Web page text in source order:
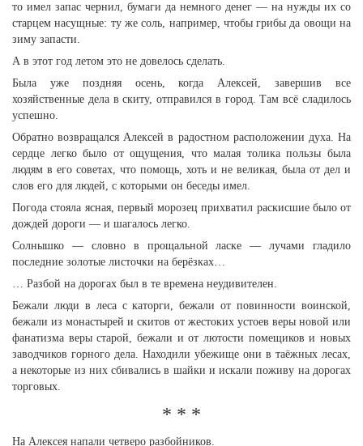
то имел запас чернил, бумаги да немного денег — на нужды их со
старцем насущные: ту же соль, например, чтобы грибы да овощи на
зиму запасти.
А в этот год летом это не довелось сделать.
Была уже поздняя осень, когда Алексей, завершив все
хозяйственные дела в скиту, отправился в город. Там всё сладилось
успешно.
Обратно возвращался Алексей в радостном расположении духа. На
сердце легко было от ощущения, что малая толика пользы была
людям в его советах, что помощь, хоть и не великая, была от дел и
слов его для людей, с которыми он беседы имел.
Погода стояла ясная, первый морозец прихватил раскисшие было от
дождей дороги — и шагалось легко.
Солнышко — словно в прощальной ласке — лучами гладило
последние золотые листочки на берёзках…
… Разбой на дорогах был в те времена неудивителен.
Бежали люди в леса с каторги, бежали от повинности воинской,
бежали из монастырей и скитов от жестоких устоев веры новой или
фанатизма веры старой, бежали и от лютости помещиков и новых
заводчиков горного дела. Находили убежище они в таёжных лесах,
а некоторые из них сбивались в шайки и искали поживу на дорогах
торговых.
* * *
На Алексея напали четверо разбойников.